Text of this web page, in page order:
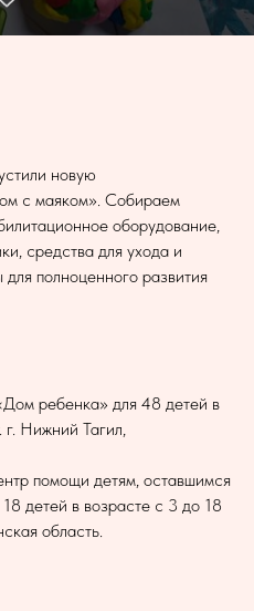
новую
с маяком». Собираем
оборудование,
средства для ухода и
полноценного развития
ребенка» для 48 детей в
Нижний Тагил,
помощи детям, оставшимся
детей в возрасте с 3 до 18
область.